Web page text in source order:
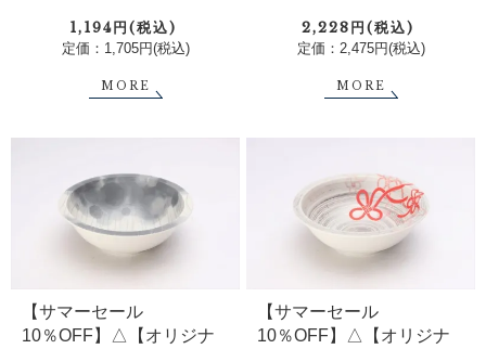
1,194円(税込)
定価：1,705円(税込)
MORE
2,228円(税込)
定価：2,475円(税込)
MORE
【サマーセール
10％OFF】△【オリジナ
【サマーセール
10％OFF】△【オリジナ